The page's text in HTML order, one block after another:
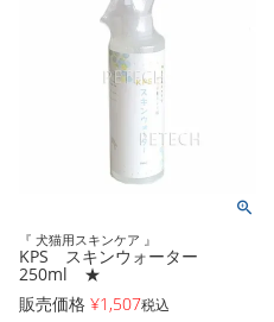
『 犬猫用スキンケア 』
KPS スキンウォーター
250ml ★
販売価格 ¥1,507税込